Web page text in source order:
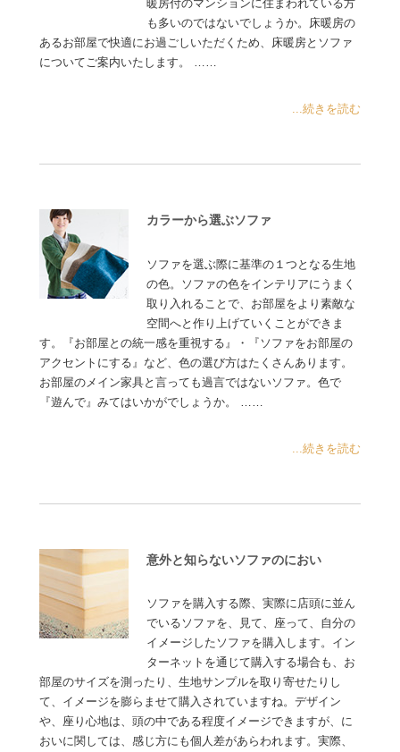
暖房付のマンションに住まわれている方
も多いのではないでしょうか。床暖房の
あるお部屋で快適にお過ごしいただくため、床暖房とソファ
についてご案内いたします。 ……
...続きを読む
カラーから選ぶソファ
ソファを選ぶ際に基準の１つとなる生地
の色。ソファの色をインテリアにうまく
取り入れることで、お部屋をより素敵な
空間へと作り上げていくことができま
す。『お部屋との統一感を重視する』・『ソファをお部屋の
アクセントにする』など、色の選び方はたくさんあります。
お部屋のメイン家具と言っても過言ではないソファ。色で
『遊んで』みてはいかがでしょうか。 ……
...続きを読む
意外と知らないソファのにおい
ソファを購入する際、実際に店頭に並ん
でいるソファを、見て、座って、自分の
イメージしたソファを購入します。イン
ターネットを通じて購入する場合も、お
部屋のサイズを測ったり、生地サンプルを取り寄せたりし
て、イメージを膨らませて購入されていますね。デザイン
や、座り心地は、頭の中である程度イメージできますが、に
おいに関しては、感じ方にも個人差があらわれます。実際、